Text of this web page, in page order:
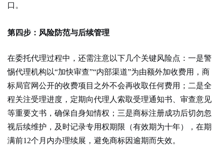
口。
第四步：风险防范与后续管理
在委托代理过程中，还需注意以下几个关键风险点：一是警
惕代理机构以“加快审查”“内部渠道”为由额外加收费用，商
标局官网公开的收费项目之外不会再收取任何费用；二是全
程关注受理进度，定期向代理人索取受理通知书、审查意见
等重要文书，确保自身知情权；三是商标注册成功后切勿忽
视后续维护，及时记录专用权期限（有效期为十年），在期
满前12个月内办理续展，避免商标因逾期而失效。